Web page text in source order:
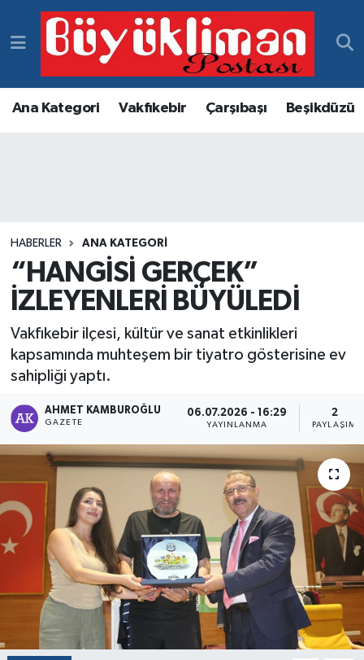
Ana Kategori Vakfıkebir Çarşıbaşı Beşikdüzü
HABERLER ANA KATEGORI
“HANGİSİ GERÇEK”
İZLEYENLERİ BÜYÜLEDİ
Vakfıkebir ilçesi, kültür ve sanat etkinlikleri
kapsamında muhteşem bir tiyatro gösterisine ev
sahipliği yaptı.
AHMET KAMBUROĞLU
GAZETE
06.07.2026 - 16:29
YAYINLANMA
2
PAYLAŞIM
Vakfıkebir Hava Durumu
Vakfıkebir Trafik Yoğunluk Haritası
Haber Arşivi